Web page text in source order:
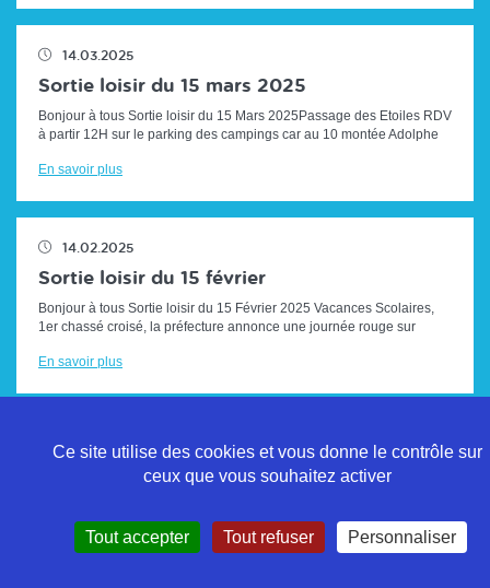
14.03.2025
Sortie loisir du 15 mars 2025
Bonjour à tous Sortie loisir du 15 Mars 2025Passage des Etoiles RDV
à partir 12H sur le parking des campings car au 10 montée Adolphe
En savoir plus
14.02.2025
Sortie loisir du 15 février
Bonjour à tous Sortie loisir du 15 Février 2025 Vacances Scolaires,
1er chassé croisé, la préfecture annonce une journée rouge sur
En savoir plus
Mentions légales
Ce site utilise des cookies et vous donne le contrôle sur
ceux que vous souhaitez activer
Tout accepter Tout refuser Personnaliser